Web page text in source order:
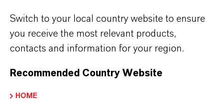
Im SegmentSpecialty Additives stiegen
sowohl der Umsatz als auch das operative
Ergebnis aufgrund der erfolgreichen
Solvay signifikant. Der Umsatz lag mit 1,98
Switch to your local country website to ensure
you receive the most relevant products,
contacts and information for your region.
Recommended Country Website
HOME